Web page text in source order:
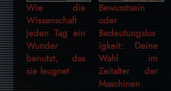
Wie die
Wissenschaft
jeden Tag ein
Wunder
benutzt, das
sie leugnet
Bewusstsein
oder
Bedeutungslos
igkeit: Deine
Wahl im
Zeitalter der
Maschinen